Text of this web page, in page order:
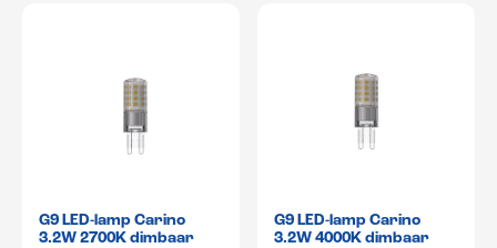
G9 LED-lamp Carino
3.2W 2700K dimbaar
G9 LED-lamp Carino
3.2W 4000K dimbaar